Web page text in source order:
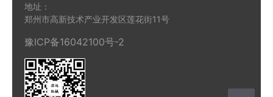
地址：
郑州市高新技术产业开发区莲花街11号
豫ICP备16042100号-2